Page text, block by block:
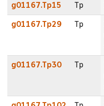
g01167.Tp15 Tp
g01167.Tp29 Tp
g01167.Tp30 Tp